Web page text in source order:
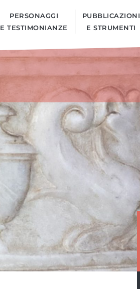
PERSONAGGI
E TESTIMONIANZE
PUBBLICAZIONI
E STRUMENTI